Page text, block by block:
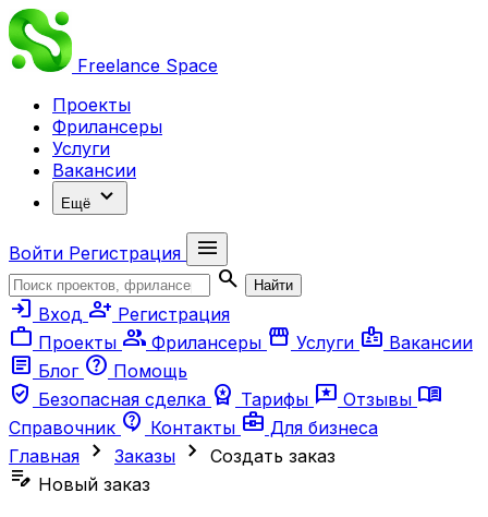
Freelance Space
Проекты
Фрилансеры
Услуги
Вакансии
Ещё expand_more
Войти Регистрация
menu
search
Найти
login Вход person_add Регистрация
work Проекты group Фрилансеры storefront Услуги badge Вакансии
article Блог help Помощь
verified_user Безопасная сделка workspace_premium Тарифы reviews Отзывы menu_book
Справочник contact_support Контакты business_center Для бизнеса
Главная chevron_right Заказы chevron_right Создать заказ
edit_note Новый заказ